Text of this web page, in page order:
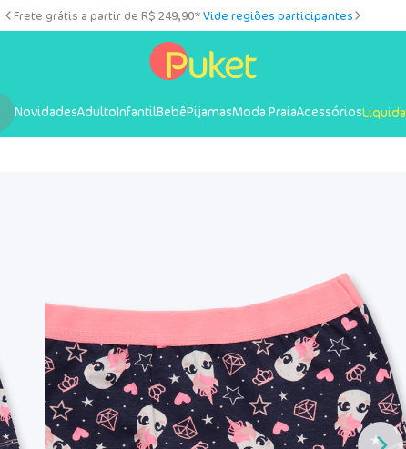
Frete grátis a partir de R$ 249,90*Vide regiões participantes
NovidadesAdultoInfantilBebêPijamasModa PraiaAcessóriosLiquida